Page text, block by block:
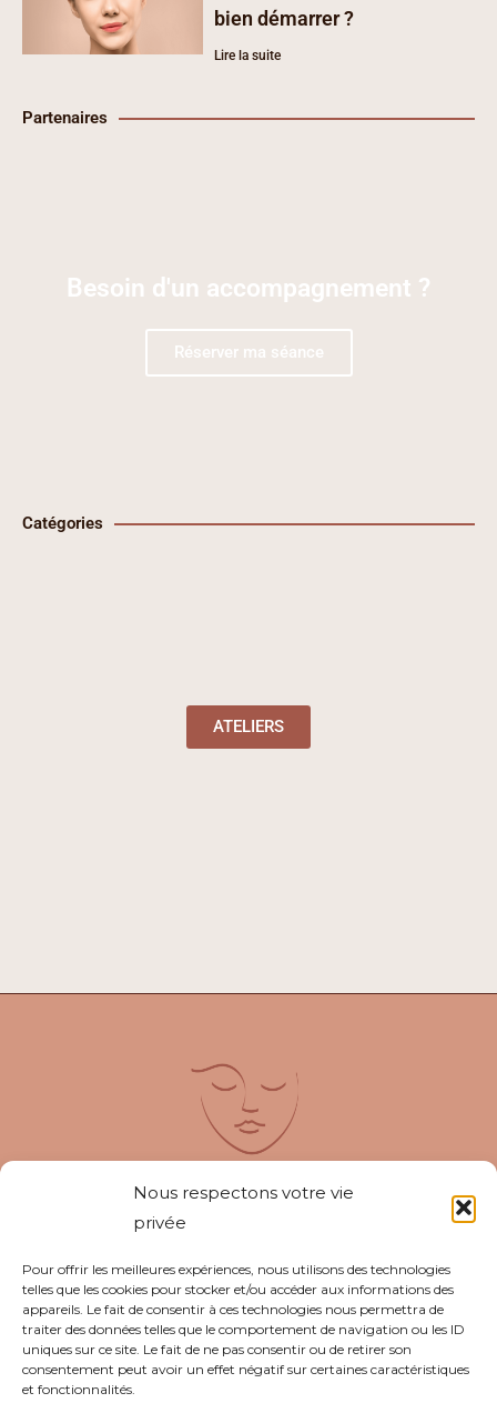
Nous respectons votre vie
privée
Pour offrir les meilleures expériences, nous utilisons des technologies
telles que les cookies pour stocker et/ou accéder aux informations des
appareils. Le fait de consentir à ces technologies nous permettra de
traiter des données telles que le comportement de navigation ou les ID
uniques sur ce site. Le fait de ne pas consentir ou de retirer son
consentement peut avoir un effet négatif sur certaines caractéristiques
et fonctionnalités.
bien démarrer ?
Lire la suite
Partenaires
Besoin d'un accompagnement ?
Réserver ma séance
Catégories
ATELIERS
SIRET : 93828577200019
© 2026 Noellie Decroix - Hypnose ericksonienne
et PNL
Site créé parCarla Lepage.